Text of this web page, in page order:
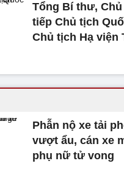
Tổng Bí thư,
tiếp Chủ tịch
Chủ tịch Hạ viện
Phẫn nộ xe tải
vượt ẩu, cán xe
phụ nữ tử vong